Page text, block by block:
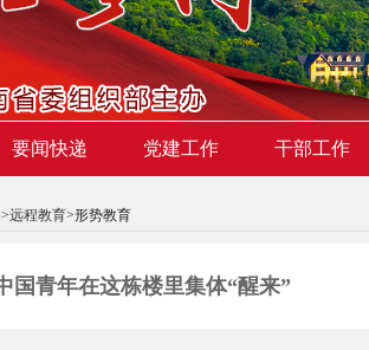
要闻快递 党建工作 干部工作
>远程教育>形势教育
国青年在这栋楼里集体“醒来”